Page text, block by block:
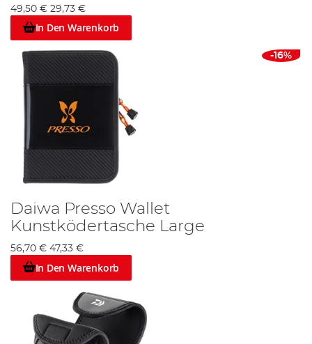
49,50 € 29,73 €
In Den Warenkorb
-16%
Daiwa Presso Wallet
Kunstködertasche Large
56,70 € 47,33 €
In Den Warenkorb